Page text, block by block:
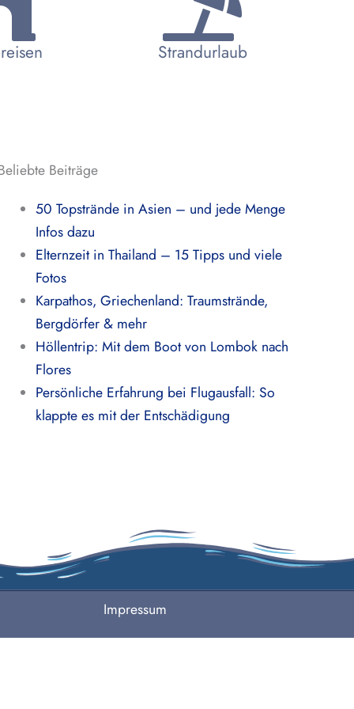
Strandurlaub
Beiträge
50 Topstrände in Asien – und jede Menge
Infos dazu
Elternzeit in Thailand – 15 Tipps und viele
Fotos
Karpathos, Griechenland: Traumstrände,
Bergdörfer & mehr
Höllentrip: Mit dem Boot von Lombok nach
Flores
Persönliche Erfahrung bei Flugausfall: So
klappte es mit der Entschädigung
Impressum